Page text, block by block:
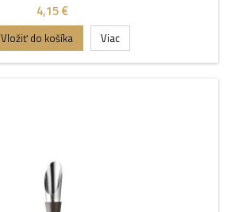
4,15 €
Vložiť do košíka Viac